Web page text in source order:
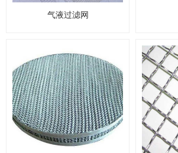
气液过滤网